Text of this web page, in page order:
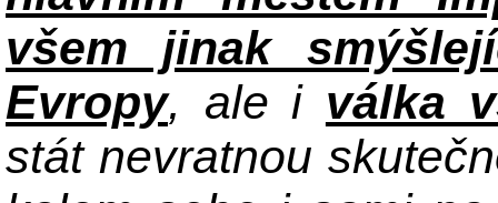
všem jinak
Evropy, ale i válka
stát nevratnou